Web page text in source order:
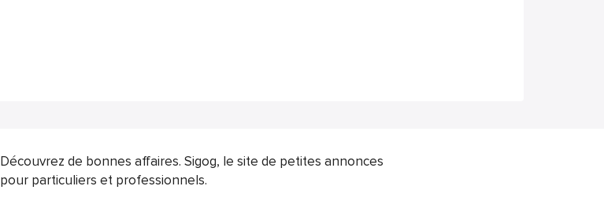
Découvrez de bonnes affaires. Sigog, le site de petites annonces
pour particuliers et professionnels.